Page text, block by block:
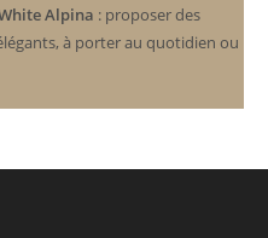
Alpina : proposer des
à porter au quotidien ou